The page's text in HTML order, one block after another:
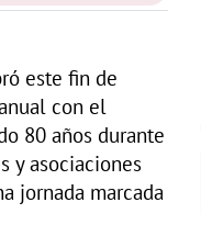
este fin de
con el
80 años durante
y asociaciones
jornada marcada